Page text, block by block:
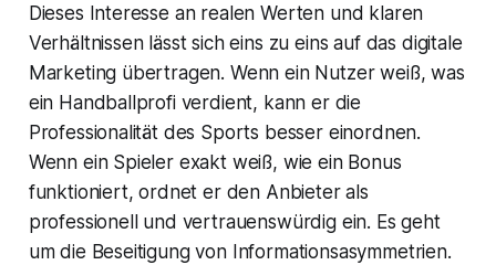
Dieses Interesse an realen Werten und klaren
Verhältnissen lässt sich eins zu eins auf das digitale
Marketing übertragen. Wenn ein Nutzer weiß, was
ein Handballprofi verdient, kann er die
Professionalität des Sports besser einordnen.
Wenn ein Spieler exakt weiß, wie ein Bonus
funktioniert, ordnet er den Anbieter als
professionell und vertrauenswürdig ein. Es geht
um die Beseitigung von Informationsasymmetrien.